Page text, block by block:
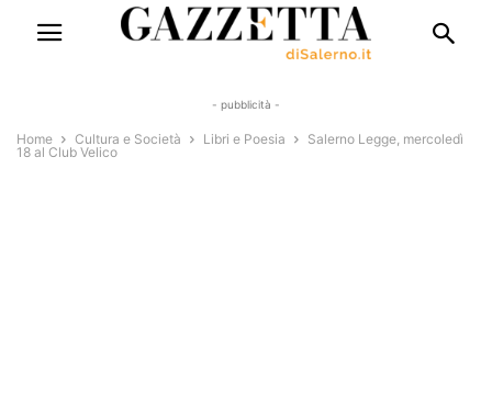
- pubblicità -
Home Cultura e Società Libri e Poesia
Salerno Legge, mercoledì
18 al Club Velico